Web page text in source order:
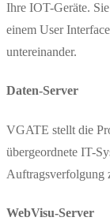
Ihre IOT-Geräte.
einem User
untereinander.
Daten-Server
VGATE stellt die
übergeordnete IT-
Auftragsverfolgung
WebVisu-Server